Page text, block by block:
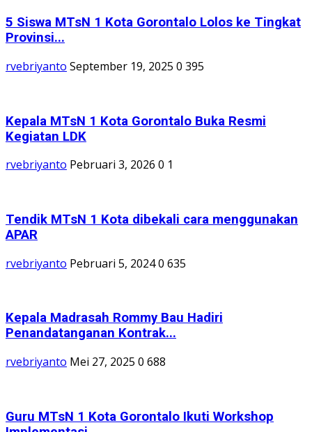
5 Siswa MTsN 1 Kota Gorontalo Lolos ke Tingkat
Provinsi...
rvebriyanto September 19, 2025 0 395
Kepala MTsN 1 Kota Gorontalo Buka Resmi
Kegiatan LDK
rvebriyanto Pebruari 3, 2026 0 1
Tendik MTsN 1 Kota dibekali cara menggunakan
APAR
rvebriyanto Pebruari 5, 20240 635
Kepala Madrasah Rommy Bau Hadiri
Penandatanganan Kontrak...
rvebriyanto Mei 27, 2025 0 688
Guru MTsN 1 Kota Gorontalo Ikuti Workshop